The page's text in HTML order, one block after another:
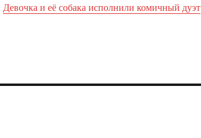
Девочка и её собака исполнили комичный дуэт